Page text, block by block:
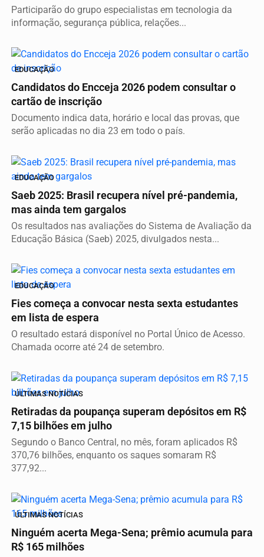
Participarão do grupo especialistas em tecnologia da
informação, segurança pública, relações...
EDUCAÇÃO
Candidatos do Encceja 2026 podem consultar o
cartão de inscrição
Documento indica data, horário e local das provas, que
serão aplicadas no dia 23 em todo o país.
EDUCAÇÃO
Saeb 2025: Brasil recupera nível pré-pandemia,
mas ainda tem gargalos
Os resultados nas avaliações do Sistema de Avaliação da
Educação Básica (Saeb) 2025, divulgados nesta...
EDUCAÇÃO
Fies começa a convocar nesta sexta estudantes
em lista de espera
O resultado estará disponível no Portal Único de Acesso.
Chamada ocorre até 24 de setembro.
ÚLTIMAS NOTÍCIAS
Retiradas da poupança superam depósitos em R$
7,15 bilhões em julho
Segundo o Banco Central, no mês, foram aplicados R$
370,76 bilhões, enquanto os saques somaram R$
377,92...
ÚLTIMAS NOTÍCIAS
Ninguém acerta Mega-Sena; prêmio acumula para
R$ 165 milhões